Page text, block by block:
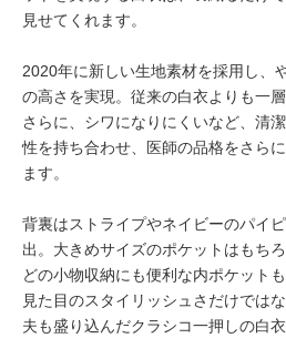
見せてくれます。
2020年に新しい生地素材を採用し、
の高さを実現。従来の白衣よりも一
さらに、シワになりにくいなど、清
性を持ち合わせ、医師の品格をさら
ます。
背裏はストライプやネイビーのパイ
出。大きめサイズのポケットはもち
どの小物収納にも便利な内ポケット
見た目のスタイリッシュさだけでは
夫も盛り込んだクラシコ一押しの白衣